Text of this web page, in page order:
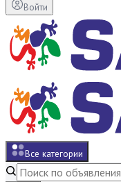
Войти
Все категории